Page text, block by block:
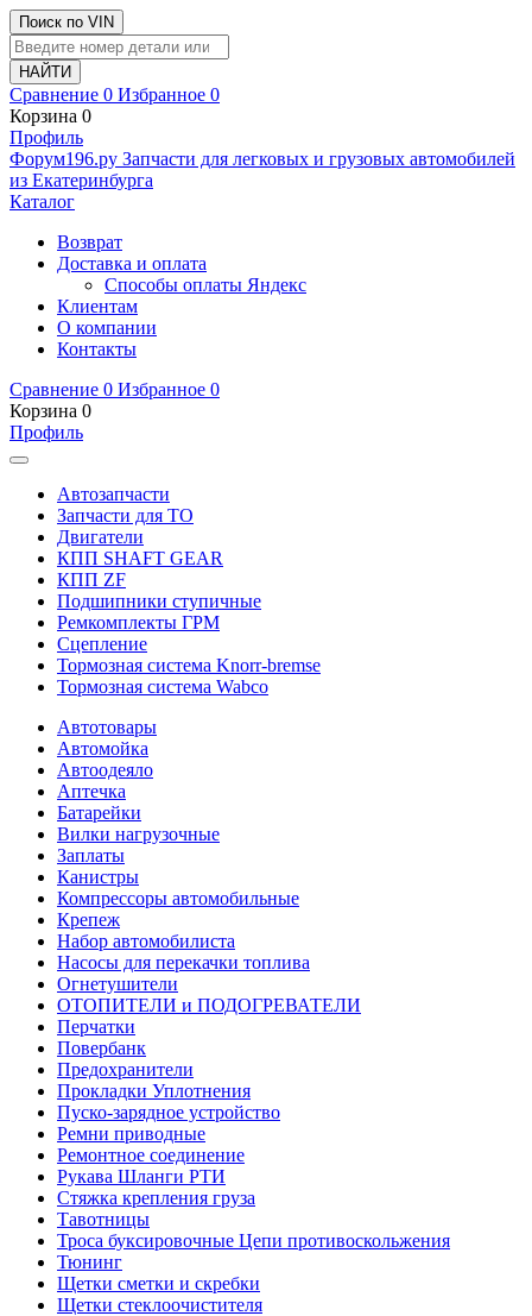
Поиск по VIN
Сравнение 0 Избранное 0
Корзина 0
Профиль
Фoрум196.ру Запчасти для легковых и грузовых автомобилей
из Екатеринбурга
Каталог
Возврат
Доставка и оплата
Способы оплаты Яндекс
Клиентам
О компании
Контакты
Сравнение 0 Избранное 0
Корзина 0
Профиль
Автозапчасти
Запчасти для ТО
Двигатели
КПП SHAFT GEAR
КПП ZF
Подшипники ступичные
Ремкомплекты ГРМ
Сцепление
Тормозная система Knorr-bremse
Тормозная система Wabco
Автотовары
Автомойка
Автоодеяло
Аптечка
Батарейки
Вилки нагрузочные
Заплаты
Канистры
Компрессоры автомобильные
Крепеж
Набор автомобилиста
Насосы для перекачки топлива
Огнетушители
ОТОПИТЕЛИ и ПОДОГРЕВАТЕЛИ
Перчатки
Повербанк
Предохранители
Прокладки Уплотнения
Пуско-зарядное устройство
Ремни приводные
Ремонтное соединение
Рукава Шланги РТИ
Стяжка крепления груза
Тавотницы
Троса буксировочные Цепи противоскольжения
Тюнинг
Щетки сметки и скребки
Щетки стеклоочистителя